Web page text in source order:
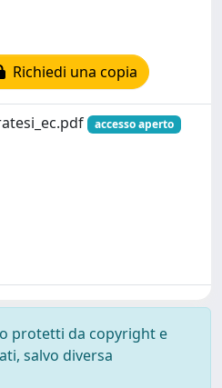
Richiedi una copia
accesso aperto
protetti da copyright e
salvo diversa